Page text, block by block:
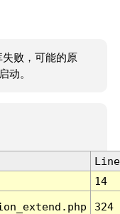
败，可能的原
动。
Line
14
324